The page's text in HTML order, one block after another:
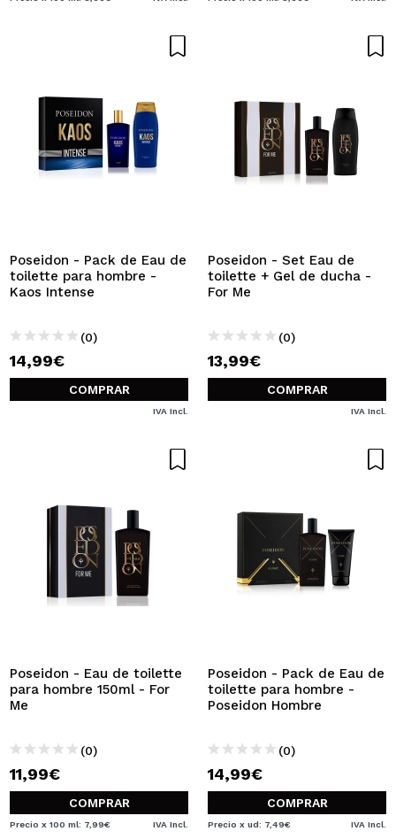
Poseidon - Pack de Eau de
toilette para hombre -
Kaos Intense
(0)
14,99€
COMPRAR
IVA Incl.
Poseidon - Set Eau de
toilette + Gel de ducha -
For Me
(0)
13,99€
COMPRAR
IVA Incl.
Poseidon - Eau de toilette
para hombre 150ml - For
Me
(0)
11,99€
COMPRAR
Precio x 100 ml: 7,99€ IVA Incl.
Poseidon - Pack de Eau de
toilette para hombre -
Poseidon Hombre
(0)
14,99€
COMPRAR
Precio x ud: 7,49€ IVA Incl.